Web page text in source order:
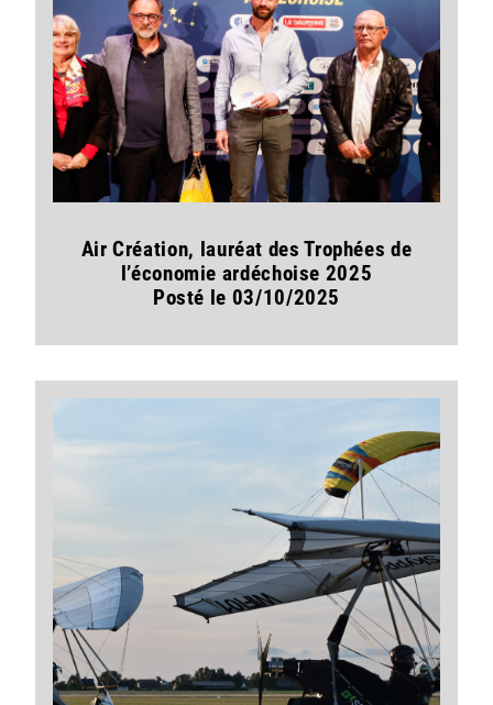
Air Création, lauréat des Trophées de
l’économie ardéchoise 2025
Posté le 03/10/2025